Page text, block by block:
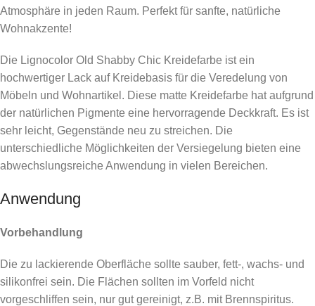
Atmosphäre in jeden Raum. Perfekt für sanfte, natürliche
Wohnakzente!
Die Lignocolor Old Shabby Chic Kreidefarbe ist ein
hochwertiger Lack auf Kreidebasis für die Veredelung von
Möbeln und Wohnartikel. Diese matte Kreidefarbe hat aufgrund
der natürlichen Pigmente eine hervorragende Deckkraft. Es ist
sehr leicht, Gegenstände neu zu streichen. Die
unterschiedliche Möglichkeiten der Versiegelung bieten eine
abwechslungsreiche Anwendung in vielen Bereichen.
Anwendung
Vorbehandlung
Die zu lackierende Oberfläche sollte sauber, fett-, wachs- und
silikonfrei sein. Die Flächen sollten im Vorfeld nicht
vorgeschliffen sein, nur gut gereinigt, z.B. mit Brennspiritus.